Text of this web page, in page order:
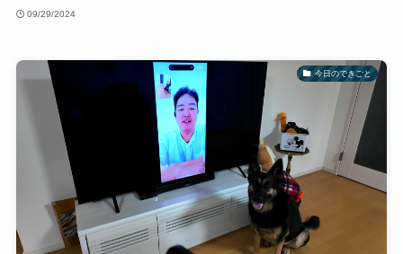
09/29/2024
今日のできごと